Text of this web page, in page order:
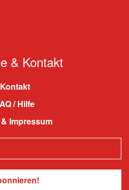
& Kontakt
Kontakt
/ Hilfe
Impressum